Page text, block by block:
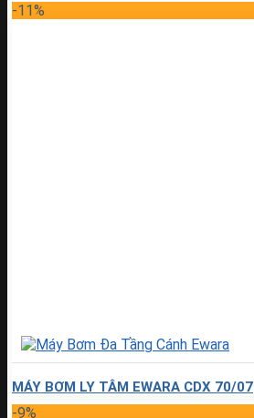
-11%
MÁY BƠM LY TÂM EWARA CDX 70/07
-9%